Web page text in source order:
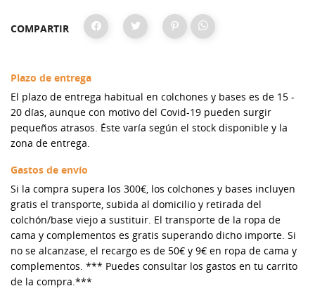
COMPARTIR
Plazo de entrega
El plazo de entrega habitual en colchones y bases es de 15 -
20 días, aunque con motivo del Covid-19 pueden surgir
pequeños atrasos. Éste varía según el stock disponible y la
zona de entrega.
Gastos de envío
Si la compra supera los 300€, los colchones y bases incluyen
gratis el transporte, subida al domicilio y retirada del
colchón/base viejo a sustituir. El transporte de la ropa de
cama y complementos es gratis superando dicho importe. Si
no se alcanzase, el recargo es de 50€ y 9€ en ropa de cama y
complementos. *** Puedes consultar los gastos en tu carrito
de la compra.***